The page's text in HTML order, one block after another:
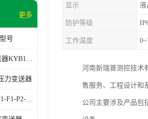
更多
号
自来水管道压力变送器KYB11G03M2型号 使用方便
力变送器
电力冶金配套FPV-V1-F1-P2-03电压变送器
显示 液
防护等级
工作温度
河南新瑞普测控技术
售服务、工程设计和
公司主要涉及产品包